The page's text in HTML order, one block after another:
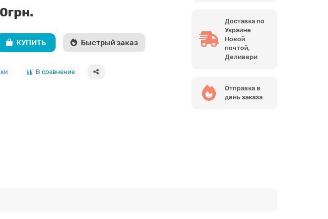
КУПИТЬ Быстрый заказ
В сравнение
Доставка по
Украине
Новой
почтой,
Деливери
Отправка в
день заказа